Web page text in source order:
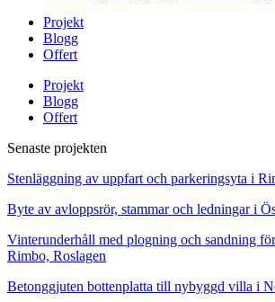
Projekt
Blogg
Offert
Projekt
Blogg
Offert
Senaste projekten
Stenläggning av uppfart och parkeringsyta i
Byte av avloppsrör, stammar och ledningar i
Vinterunderhåll med plogning och sandning
Rimbo, Roslagen
Betonggjuten bottenplatta till nybyggd villa i